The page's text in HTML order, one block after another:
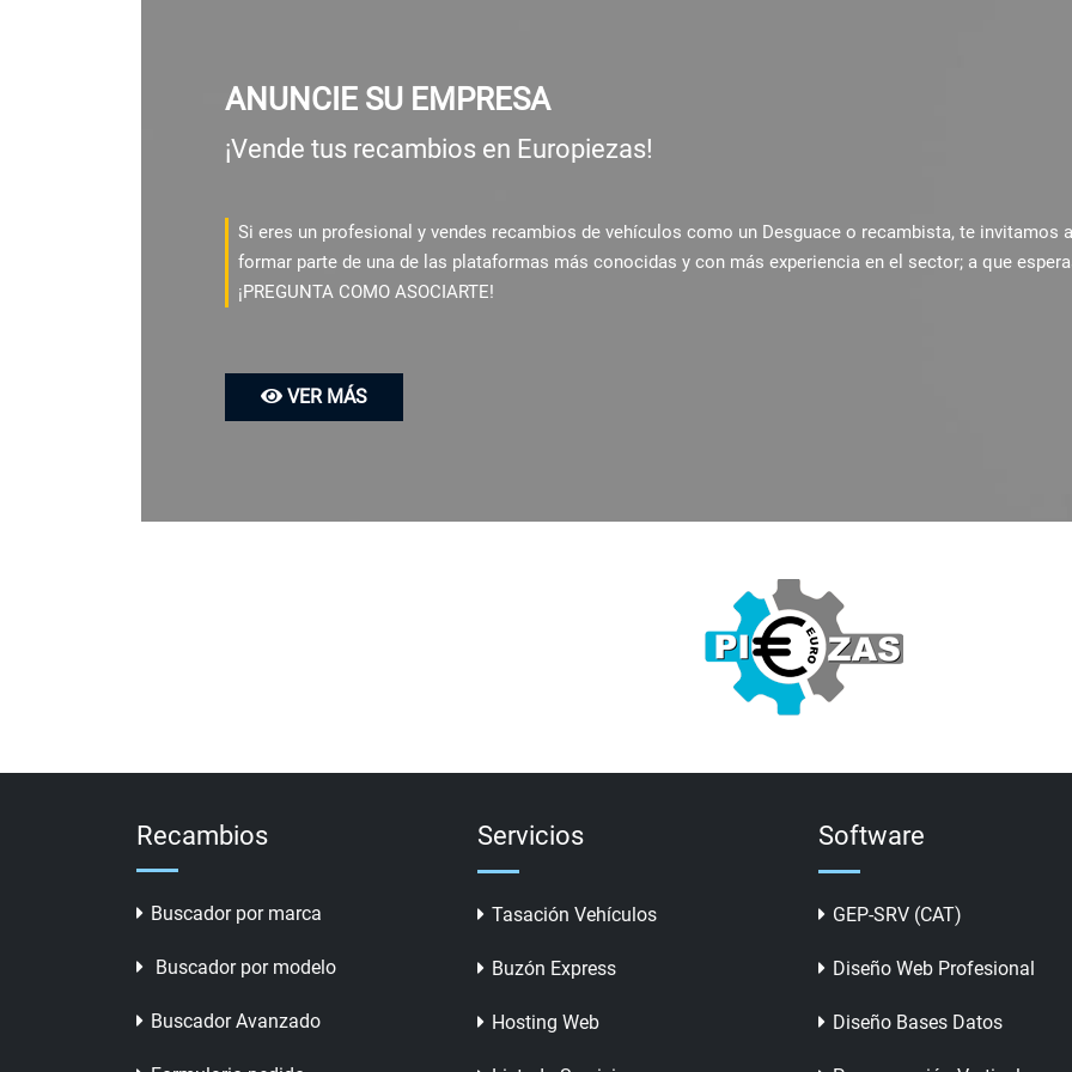
ANUNCIE SU EMPRESA
¡Vende tus recambios en Europiezas!
Si eres un profesional y vendes recambios de vehículos como un Desguace o recambista, te invitamos a
formar parte de una de las plataformas más conocidas y con más experiencia en el sector; a que
¡PREGUNTA COMO ASOCIARTE!
VER MÁS
Recambios
Buscador por marca
Buscador por modelo
Buscador Avanzado
Servicios
Tasación Vehículos
Buzón Express
Hosting Web
Software
GEP-SRV (CAT)
Diseño Web Profesional
Diseño Bases Datos